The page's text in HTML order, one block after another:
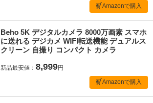
Amazonで購入
Beho 5K デジタルカメラ 8000万画素 スマホ
に送れる デジカメ WIFI転送機能 デュアルス
クリーン 自撮り コンパクト カメラ
新品最安値： 8,999円
Amazonで購入